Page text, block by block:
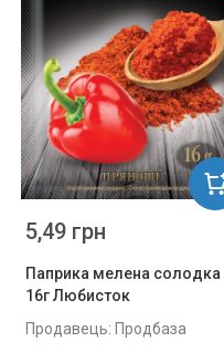
Паприка мелена солодка
16г Любисток
Продавець: Продбаза
5,49 грн